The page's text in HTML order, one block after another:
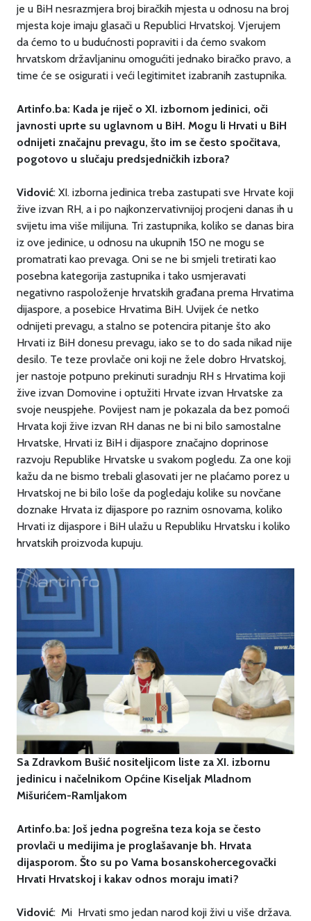
je u BiH nesrazmjera broj biračkih mjesta u odnosu na broj
mjesta koje imaju glasači u Republici Hrvatskoj. Vjerujem
da ćemo to u budućnosti popraviti i da ćemo svakom
hrvatskom državljaninu omogućiti jednako biračko pravo, a
time će se osigurati i veći legitimitet izabranih zastupnika.
Artinfo.ba: Kada je riječ o XI. izbornom jedinici, oči
javnosti uprte su uglavnom u BiH. Mogu li Hrvati u BiH
odnijeti značajnu prevagu, što im se često spočitava,
pogotovo u slučaju predsjedničkih izbora?
Vidović: XI. izborna jedinica treba zastupati sve Hrvate koji
žive izvan RH, a i po najkonzervativnijoj procjeni danas ih u
svijetu ima više milijuna. Tri zastupnika, koliko se danas bira
iz ove jedinice, u odnosu na ukupnih 150 ne mogu se
promatrati kao prevaga. Oni se ne bi smjeli tretirati kao
posebna kategorija zastupnika i tako usmjeravati
negativno raspoloženje hrvatskih građana prema Hrvatima
dijaspore, a posebice Hrvatima BiH. Uvijek će netko
odnijeti prevagu, a stalno se potencira pitanje što ako
Hrvati iz BiH donesu prevagu, iako se to do sada nikad nije
desilo. Te teze provlače oni koji ne žele dobro Hrvatskoj,
jer nastoje potpuno prekinuti suradnju RH s Hrvatima koji
žive izvan Domovine i optužiti Hrvate izvan Hrvatske za
svoje neuspjehe. Povijest nam je pokazala da bez pomoći
Hrvata koji žive izvan RH danas ne bi ni bilo samostalne
Hrvatske, Hrvati iz BiH i dijaspore značajno doprinose
razvoju Republike Hrvatske u svakom pogledu. Za one koji
kažu da ne bismo trebali glasovati jer ne plaćamo porez u
Hrvatskoj ne bi bilo loše da pogledaju kolike su novčane
doznake Hrvata iz dijaspore po raznim osnovama, koliko
Hrvati iz dijaspore i BiH ulažu u Republiku Hrvatsku i koliko
hrvatskih proizvoda kupuju.
Sa Zdravkom Bušić nositeljicom liste za XI. izbornu
jedinicu i načelnikom Općine Kiseljak Mladnom
Mišurićem-Ramljakom
Artinfo.ba: Još jedna pogrešna teza koja se često
provlači u medijima je proglašavanje bh. Hrvata
dijasporom. Što su po Vama bosanskohercegovački
Hrvati Hrvatskoj i kakav odnos moraju imati?
Vidović: Mi Hrvati smo jedan narod koji živi u više država.